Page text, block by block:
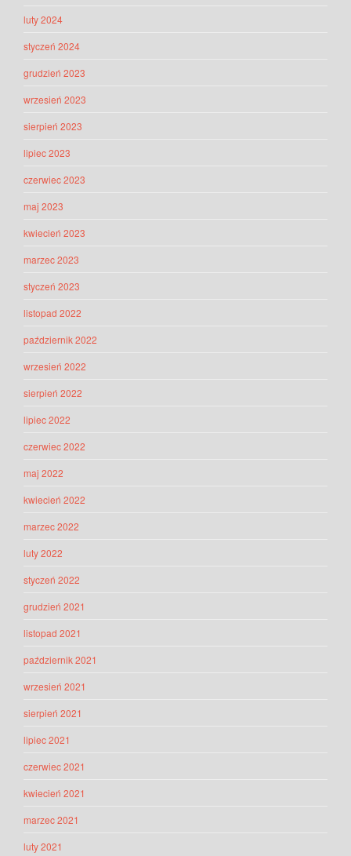
luty 2024
styczeń 2024
grudzień 2023
wrzesień 2023
sierpień 2023
lipiec 2023
czerwiec 2023
maj 2023
kwiecień 2023
marzec 2023
styczeń 2023
listopad 2022
październik 2022
wrzesień 2022
sierpień 2022
lipiec 2022
czerwiec 2022
maj 2022
kwiecień 2022
marzec 2022
luty 2022
styczeń 2022
grudzień 2021
listopad 2021
październik 2021
wrzesień 2021
sierpień 2021
lipiec 2021
czerwiec 2021
kwiecień 2021
marzec 2021
luty 2021